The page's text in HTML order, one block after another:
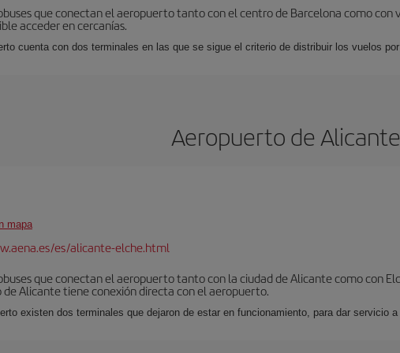
que conectan el aeropuerto tanto con el centro de Barcelona como
acceder en cercanías.
cuenta con dos terminales en las que se sigue el criterio de distribuir los vuelos
Aeropuerto de Alicante
mapa
es/alicante-elche.html
que conectan el aeropuerto tanto con la ciudad de Alicante como con
Alicante tiene conexión directa con el aeropuerto.
existen dos terminales que dejaron de estar en funcionamiento, para dar servicio